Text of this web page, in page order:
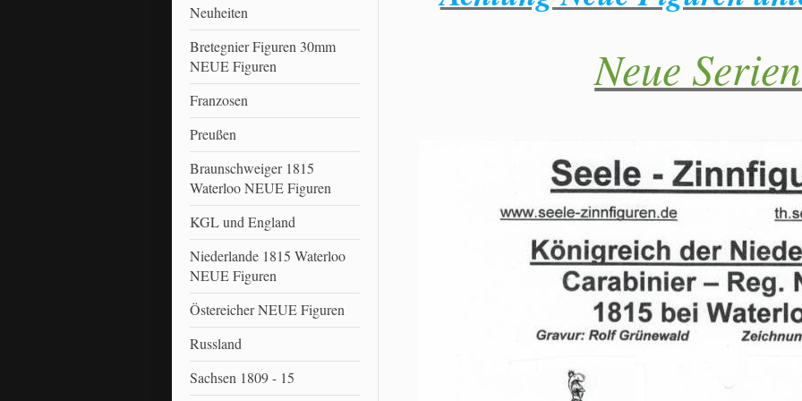
Neuheiten
Bretegnier Figuren 30mm
NEUE Figuren
Franzosen
Preußen
Braunschweiger 1815
Waterloo NEUE Figuren
KGL und England
Niederlande 1815 Waterloo
NEUE Figuren
Östereicher NEUE Figuren
Russland
Sachsen 1809 - 15
Neue